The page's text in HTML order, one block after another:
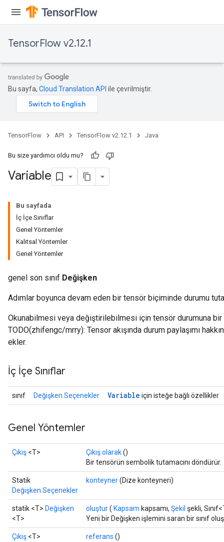
TensorFlow v2.12.1
Bu sayfa, Cloud Translation API ile çevrilmiştir.
TensorFlow API TensorFlow v2.12.1 Java
Bu size yardımcı oldu mu?
Variable
Bu sayfada
İç İçe Sınıflar
Genel Yöntemler
Kalıtsal Yöntemler
Genel Yöntemler
genel son sınıf Değişken
Adımlar boyunca devam eden bir tensör biçiminde durumu
Okunabilmesi veya değiştirilebilmesi için tensör durumuna bir
TODO(zhifengc/mrry): Tensor akışında durum paylaşımı
ekler.
İç İçe Sınıflar
sınıf Değişken.Seçenekler Variable için isteğe bağlı özellikler
Genel Yöntemler
Çıkış <T> Çıkış olarak()
Bir tensörün sembolik tutamacını döndürür.
Statik
Değişken.Seçenekler
konteyner(Dize konteyneri)
statik <T> Değişken
<T>
oluştur( Kapsam kapsamı, Şekil şekli,
Yeni bir Değişken işlemini saran bir sınıf
Çıkış <T> referans ()